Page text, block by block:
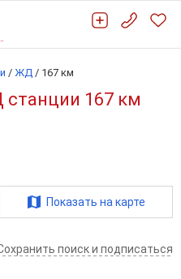
/ ЖД / 167 км
167 км
Показать на карте
поиск и подписаться